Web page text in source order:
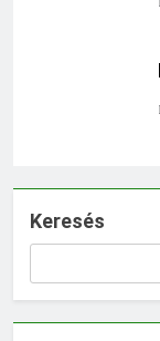
Keresés